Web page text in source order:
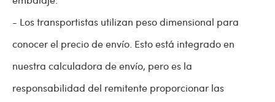
- Los transportistas utilizan peso dimensional para
conocer el precio de envío. Esto está integrado en
nuestra calculadora de envío, pero es la
responsabilidad del remitente proporcionar las